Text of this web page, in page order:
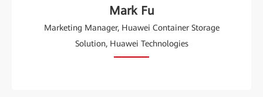
Mark Fu
Marketing Manager, Huawei Container Storage
Solution, Huawei Technologies